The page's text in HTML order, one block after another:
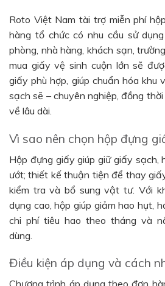
Roto Việt Nam tài trợ miễn phí
hàng tổ chức có nhu cầu sử
phòng, nhà hàng, khách sạn,
mua giấy vệ sinh cuộn lớn sẽ
giấy phù hợp, giúp chuẩn hóa khu
sạch sẽ – chuyên nghiệp, đồng
về lâu dài.
Vì sao nên chọn hộp đựng
Hộp đựng giấy giúp giữ giấy sạch,
ướt; thiết kế thuận tiện để thay
kiểm tra và bổ sung vật tư. Với
dụng cao, hộp giúp giảm hao hụt,
chi phí tiêu hao theo tháng và
dùng.
Điều kiện áp dụng và cách
Chương trình áp dụng theo đơn